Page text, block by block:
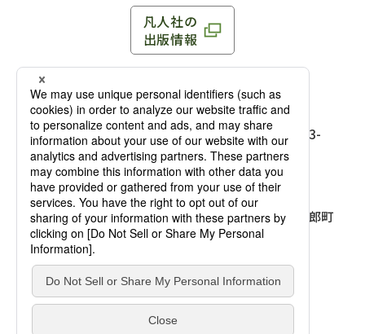
凡人社の本を見る
凡人社の
出版情報
〒102-0093 東京都千代田区平河町 1-3-13 8F
TEL：03-3263-3959／FAX：03-3263-3116
麹町店
〒102-0093 東京都千代田区平河町1-3-
13 8F［アクセス］
TEL：03-3239-8673／FAX：03-3263-
3116
大阪店
〒541-0056 大阪府大阪市中央区久太郎町
4-2-10
大西ビルディング 1階［
TEL：06-4256-2684／FAX：03-6733-
7887